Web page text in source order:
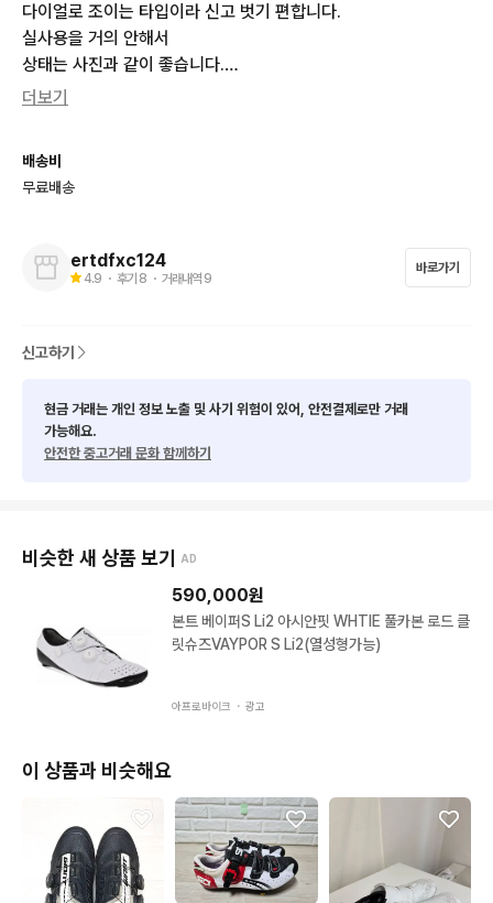
다이얼로 조이는 타입이라 신고 벗기 편합니다.
실사용을 거의 안해서
상태는 사진과 같이 좋습니다.
사이즈는 42입니다.
싸게 팝니다.
더보기
배송비
무료배송
ertdfxc124
4.9 ・ 후기 8 ・ 거래내역 9
바로가기
신고하기
현금 거래는 개인 정보 노출 및 사기 위험이 있어, 안전결제로만 거래
가능해요.
안전한 중고거래 문화 함께하기
비슷한 새 상품 보기 AD
590,000원
본트 베이퍼S Li2 아시안핏 WHTIE 풀카본 로드 클
릿슈즈VAYPOR S Li2(열성형가능)
아프로바이크 ・ 광고
이 상품과 비슷해요